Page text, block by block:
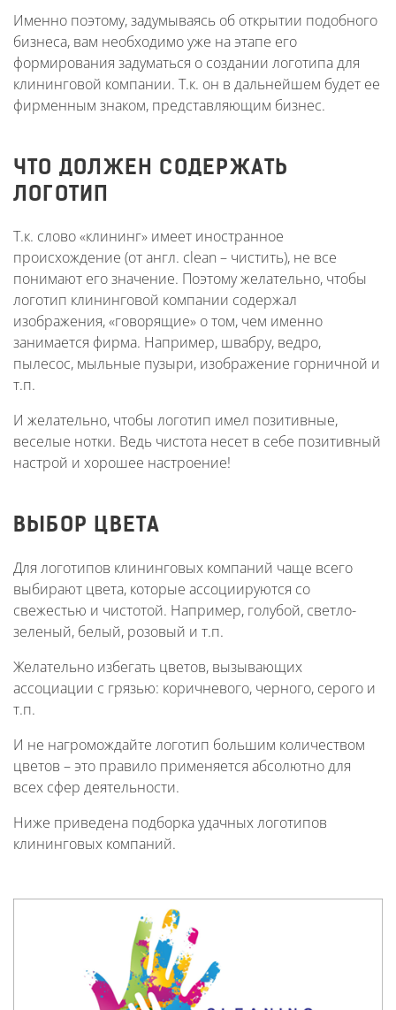
Именно поэтому, задумываясь об открытии подобного
бизнеса, вам необходимо уже на этапе его
формирования задуматься о создании логотипа для
клининговой компании. Т.к. он в дальнейшем будет ее
фирменным знаком, представляющим бизнес.
ЧТО ДОЛЖЕН СОДЕРЖАТЬ
ЛОГОТИП
Т.к. слово «клининг» имеет иностранное
происхождение (от англ. clean – чистить), не все
понимают его значение. Поэтому желательно, чтобы
логотип клининговой компании содержал
изображения, «говорящие» о том, чем именно
занимается фирма. Например, швабру, ведро,
пылесос, мыльные пузыри, изображение горничной и
т.п.
И желательно, чтобы логотип имел позитивные,
веселые нотки. Ведь чистота несет в себе позитивный
настрой и хорошее настроение!
ВЫБОР ЦВЕТА
Для логотипов клининговых компаний чаще всего
выбирают цвета, которые ассоциируются со
свежестью и чистотой. Например, голубой, светло-
зеленый, белый, розовый и т.п.
Желательно избегать цветов, вызывающих
ассоциации с грязью: коричневого, черного, серого и
т.п.
И не нагромождайте логотип большим количеством
цветов – это правило применяется абсолютно для
всех сфер деятельности.
Ниже приведена подборка удачных логотипов
клининговых компаний.